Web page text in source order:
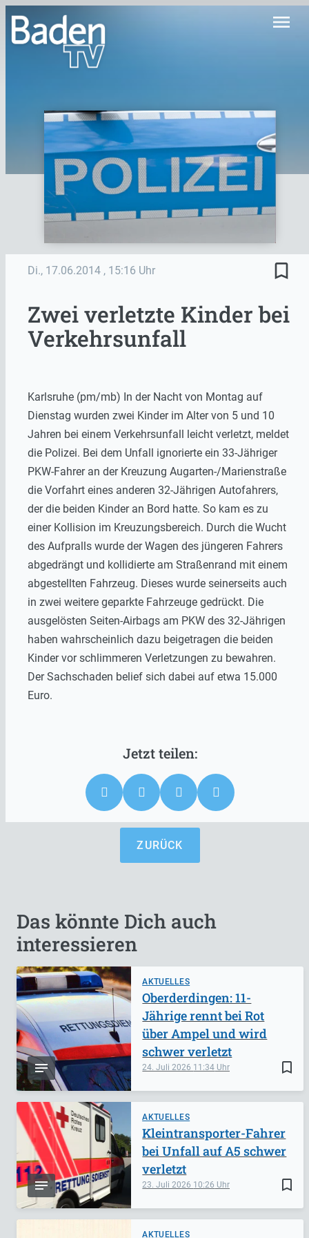
menu
Di., 17.06.2014 , 15:16 Uhr bookmark_border
Zwei verletzte Kinder bei
Verkehrsunfall
Karlsruhe (pm/mb) In der Nacht von Montag auf
Dienstag wurden zwei Kinder im Alter von 5 und 10
Jahren bei einem Verkehrsunfall leicht verletzt, meldet
die Polizei. Bei dem Unfall ignorierte ein 33-Jähriger
PKW-Fahrer an der Kreuzung Augarten-/Marienstraße
die Vorfahrt eines anderen 32-Jährigen Autofahrers,
der die beiden Kinder an Bord hatte. So kam es zu
einer Kollision im Kreuzungsbereich. Durch die Wucht
des Aufpralls wurde der Wagen des jüngeren Fahrers
abgedrängt und kollidierte am Straßenrand mit einem
abgestellten Fahrzeug. Dieses wurde seinerseits auch
in zwei weitere geparkte Fahrzeuge gedrückt. Die
ausgelösten Seiten-Airbags am PKW des 32-Jährigen
haben wahrscheinlich dazu beigetragen die beiden
Kinder vor schlimmeren Verletzungen zu bewahren.
Der Sachschaden belief sich dabei auf etwa 15.000
Euro.
ZURÜCK
Das könnte Dich auch
interessieren
AKTUELLES
bookmark_border
24. Juli 2026 11:34
Oberderdingen: 11-
Jährige rennt bei Rot
über Ampel und wird
schwer verletzt
AKTUELLES
bookmark_border
23. Juli 2026 10:26
Kleintransporter-Fahrer
bei Unfall auf A5 schwer
verletzt
AKTUELLES